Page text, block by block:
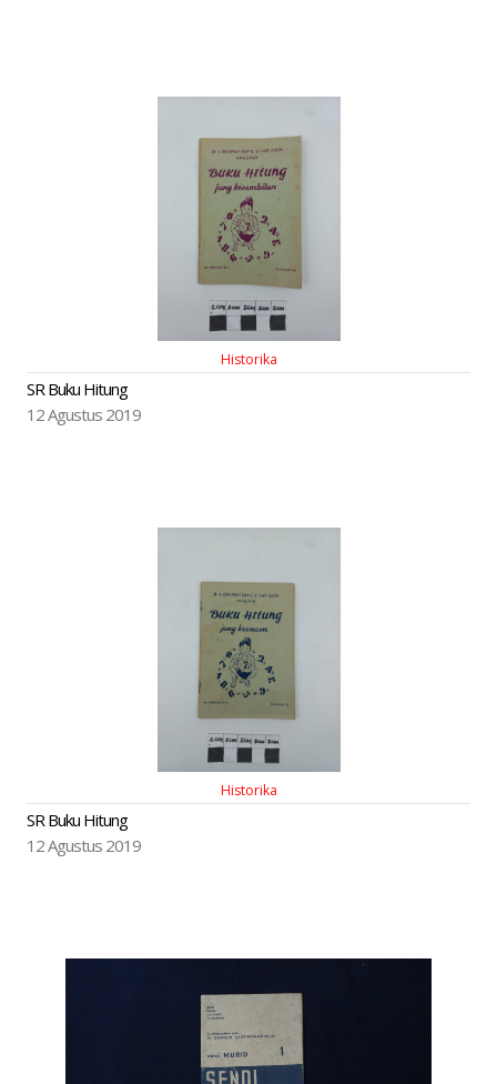
Historika
SR Buku Hitung
12 Agustus 2019
Historika
SR Buku Hitung
12 Agustus 2019